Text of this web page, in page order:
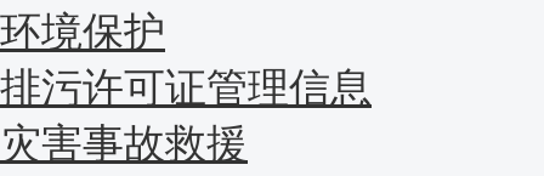
环境保护
排污许可证管理信息
灾害事故救援